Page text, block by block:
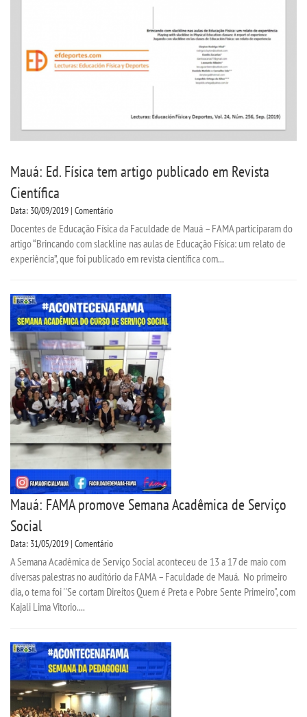
Mauá: Ed. Física tem artigo publicado em Revista
Científica
Data: 30/09/2019 | Comentário
Docentes de Educação Física da Faculdade de Mauá – FAMA participaram do
artigo “Brincando com slackline nas aulas de Educação Física: um relato de
experiência”, que foi publicado em revista científica com...
Mauá: FAMA promove Semana Acadêmica de Serviço
Social
Data: 31/05/2019 | Comentário
A Semana Acadêmica de Serviço Social aconteceu de 13 a 17 de maio com
diversas palestras no auditório da FAMA – Faculdade de Mauá. No primeiro
dia, o tema foi ''Se cortam Direitos Quem é Preta e Pobre Sente Primeiro", com
Kajali Lima Vitorio....